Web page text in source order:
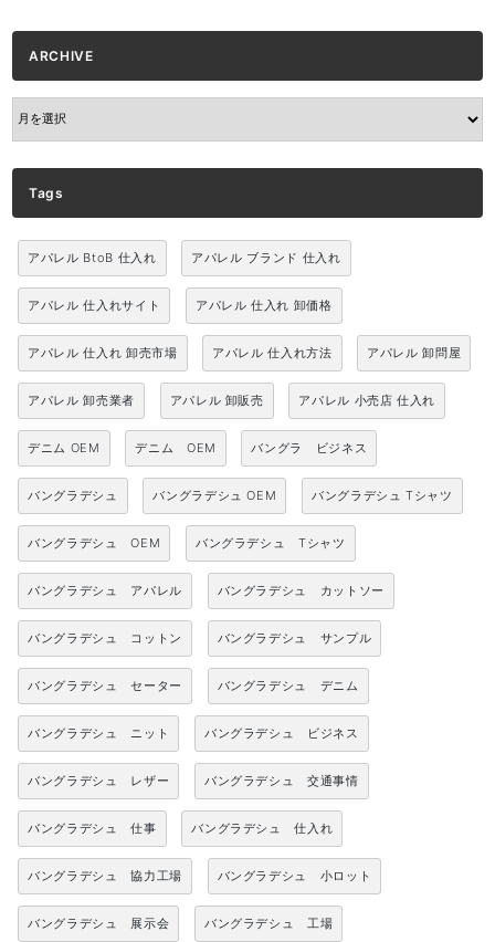
ARCHIVE
ARCHIVE
Tags
アパレル BtoB 仕入れ アパレル ブランド 仕入れ
アパレル 仕入れサイト アパレル 仕入れ 卸価格
アパレル 仕入れ 卸売市場 アパレル 仕入れ方法 アパレル 卸問屋
アパレル 卸売業者 アパレル 卸販売 アパレル 小売店 仕入れ
デニム OEM デニム OEM バングラ ビジネス
バングラデシュ バングラデシュ OEM バングラデシュ Tシャツ
バングラデシュ OEM バングラデシュ Tシャツ
バングラデシュ アパレル バングラデシュ カットソー
バングラデシュ コットン バングラデシュ サンプル
バングラデシュ セーター バングラデシュ デニム
バングラデシュ ニット バングラデシュ ビジネス
バングラデシュ レザー バングラデシュ 交通事情
バングラデシュ 仕事 バングラデシュ 仕入れ
バングラデシュ 協力工場 バングラデシュ 小ロット
バングラデシュ 展示会 バングラデシュ 工場